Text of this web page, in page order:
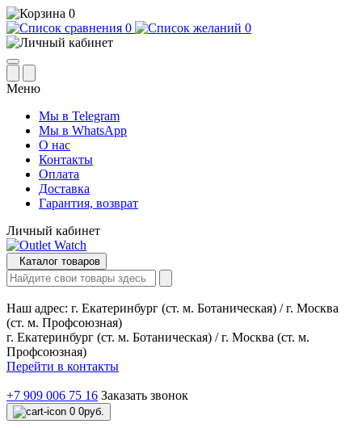
0
0
0
Меню
Мы в Telegram
Мы в WhatsApp
О нас
Контакты
Оплата
Доставка
Гарантия, возврат
Личный кабинет
Каталог товаров
Наш адрес: г. Екатеринбург (ст. м. Ботаническая) / г. Москва
(ст. м. Профсоюзная)
г. Екатеринбург (ст. м. Ботаническая) / г. Москва (ст. м.
Профсоюзная)
Перейти в контакты
+7 909 006 75 16 Заказать звонок
0 0руб.